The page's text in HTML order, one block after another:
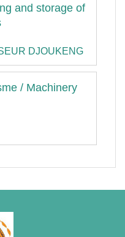
and storage of
DJOUKENG
/ Machinery